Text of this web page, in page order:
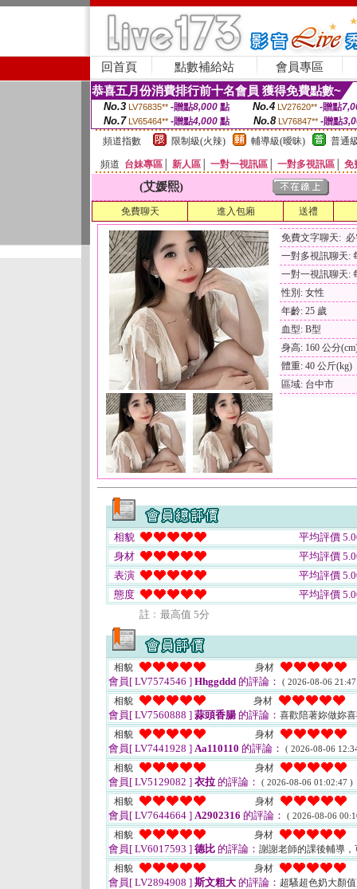
回首頁 點數補給站 會員專區
恭喜五月份消費排行前十名會員 獲得免費點數~
No.3 LV76835** -贈點8,000點 No.4 LV27620** -贈點
No.7 LV65464** -贈點4,000 點 No.8 LV76847** -贈點
頻道指數
限制級(火辣) 輔導級(曖昧) 普通
頻道 台妹專區 新人區 一對一視訊區 一對多視訊區 免
(艾媛熙)
免費聊天 進入包廂 送禮
免費文字聊天:
一對多視訊聊天:
一對一視訊聊天:
性別: 女性
年齡: 25 歲
血型: B型
身高: 160 公分
體重: 40 公斤(kg)
區域: 台中市
相貌
平均評價
身材
平均評價
表演
平均評價
態度
平均評價
註﹕最高值 5分
相貌 身材
會員[ LV7574546 ] Hhggddd 的評論： ( 2026-08-06
相貌 身材
會員[ LV7560888 ] 蒜頭香腸的評論： 喜歡陪著妳做妳
相貌
身材
會員[ LV7441928 ] Aa110110 的評論： ( 2026-08-06
相貌 身材
會員[ LV5129082 ] 衣拉 的評論： ( 2026-08-06 01:02:47 )
相貌 身材
會員[ LV7644664 ] A2902316 的評論： ( 2026-08-06
相貌 身材
會員[ LV6017593 ] 德比 的評論： 謝謝老師的課後輔導
相貌
身材
會員[ LV2894908 ] 斯文粗大 的評論： 超騷超色奶大顏